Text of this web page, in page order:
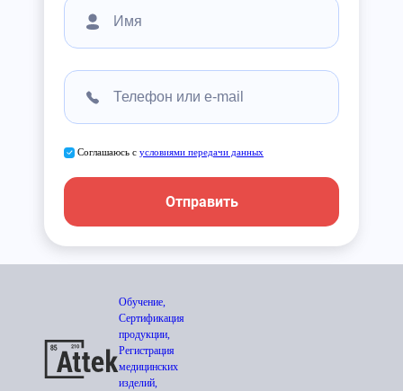
Соглашаюсь с условиями передачи данных
Отправить
Обучение,
Сертификация
продукции,
Регистрация
медицинских
изделий,